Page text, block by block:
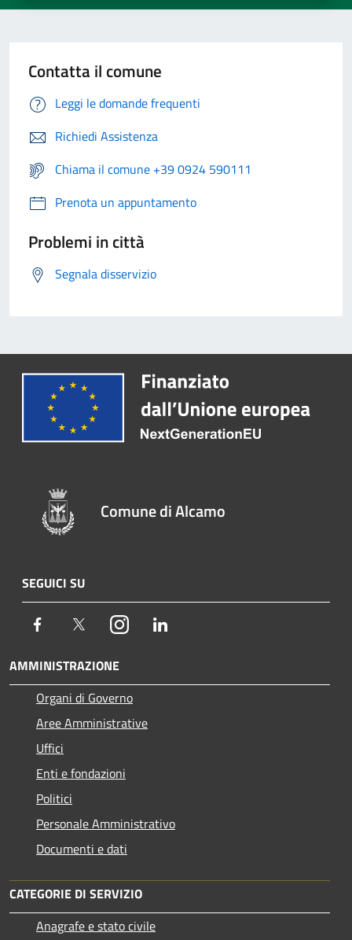
Contatta il comune
Leggi le domande frequenti
Richiedi Assistenza
Chiama il comune +39 0924 590111
Prenota un appuntamento
Problemi in città
Segnala disservizio
Comune di Alcamo
SEGUICI SU
Facebook TwitterInstagram
AMMINISTRAZIONE
Organi di Governo
Aree Amministrative
Uffici
Enti e fondazioni
Politici
Personale Amministrativo
Documenti e dati
CATEGORIE DI SERVIZIO
Anagrafe e stato civile